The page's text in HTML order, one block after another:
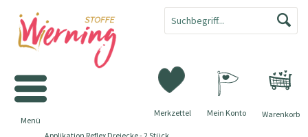
Warenkorb
Merkzettel Mein Konto
Menü